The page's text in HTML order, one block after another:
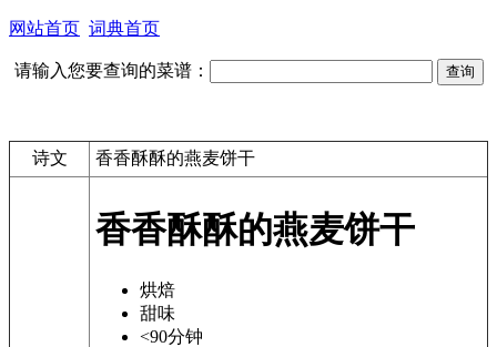
网站首页 词典首页
请输入您要查询的菜谱：
诗文 香香酥酥的燕麦饼干
香香酥酥的燕麦饼干
烘焙
甜味
<90分钟